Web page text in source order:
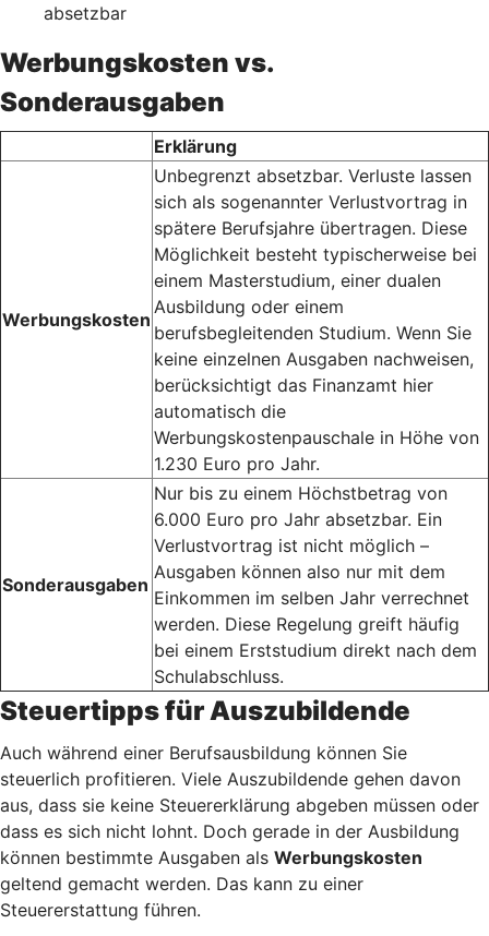
absetzbar
Werbungskosten vs.
Sonderausgaben
Erklärung
Werbungskosten
Unbegrenzt absetzbar. Verluste lassen
sich als sogenannter Verlustvortrag in
spätere Berufsjahre übertragen. Diese
Möglichkeit besteht typischerweise bei
einem Masterstudium, einer dualen
Ausbildung oder einem
berufsbegleitenden Studium. Wenn Sie
keine einzelnen Ausgaben nachweisen,
berücksichtigt das Finanzamt hier
automatisch die
Werbungskostenpauschale in Höhe von
1.230 Euro pro Jahr.
Sonderausgaben
Nur bis zu einem Höchstbetrag von
6.000 Euro pro Jahr absetzbar. Ein
Verlustvortrag ist nicht möglich –
Ausgaben können also nur mit dem
Einkommen im selben Jahr verrechnet
werden. Diese Regelung greift häufig
bei einem Erststudium direkt nach dem
Schulabschluss.
Steuertipps für Auszubildende
Auch während einer Berufsausbildung können Sie
steuerlich profitieren. Viele Auszubildende gehen davon
aus, dass sie keine Steuererklärung abgeben müssen oder
dass es sich nicht lohnt. Doch gerade in der Ausbildung
können bestimmte Ausgaben als Werbungskosten
geltend gemacht werden. Das kann zu einer
Steuererstattung führen.